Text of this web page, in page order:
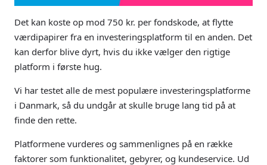
Det kan koste op mod 750 kr. per fondskode, at flytte
værdipapirer fra en investeringsplatform til en anden. Det
kan derfor blive dyrt, hvis du ikke vælger den rigtige
platform i første hug.
Vi har testet alle de mest populære investeringsplatforme
i Danmark, så du undgår at skulle bruge lang tid på at
finde den rette.
Platformene vurderes og sammenlignes på en række
faktorer som funktionalitet, gebyrer, og kundeservice. Ud